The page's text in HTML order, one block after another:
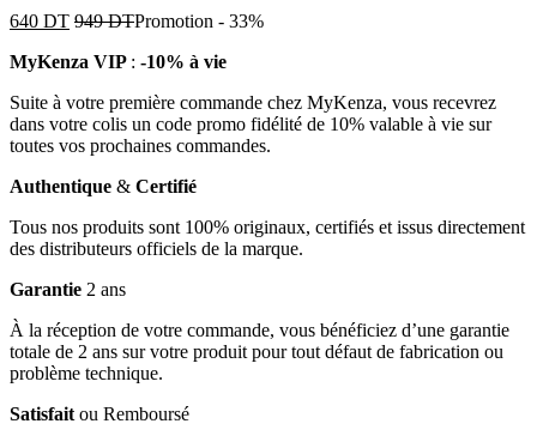
640 DT 949DTPromotion - 33%
MyKenza VIP : -10% à vie
Suite à votre première commande chez MyKenza, vous recevrez
dans votre colis un code promo fidélité de 10% valable à vie sur
toutes vos prochaines commandes.
Authentique & Certifié
Tous nos produits sont 100% originaux, certifiés et issus directement
des distributeurs officiels de la marque.
Garantie 2 ans
À la réception de votre commande, vous bénéficiez d’une garantie
totale de 2 ans sur votre produit pour tout défaut de fabrication ou
problème technique.
Satisfait ou Remboursé